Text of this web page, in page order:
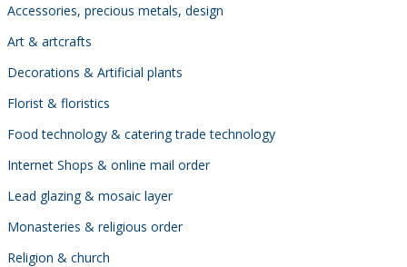
Accessories, precious metals, design
Art & artcrafts
Decorations & Artificial plants
Florist & floristics
Food technology & catering trade technology
Internet Shops & online mail order
Lead glazing & mosaic layer
Monasteries & religious order
Religion & church